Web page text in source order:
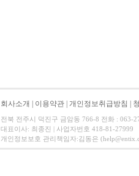
회사소개 이용약관 개인정보취급방침
전북 전주시 덕진구 금암동 766-8 전화 : 063-
대표이사: 최종진 | 사업자번호 418-81-27999
개인정보보호 관리책임자:김동은